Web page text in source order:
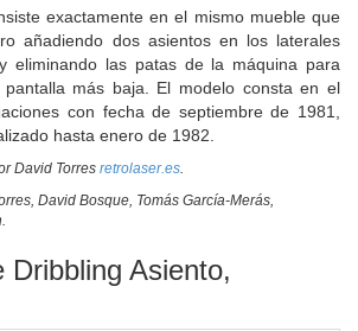
exactamente en el mismo mueble que
añadiendo dos asientos en los laterales
eliminando las patas de la máquina para
más baja. El modelo consta en el
con fecha de septiembre de 1981,
hasta enero de 1982.
David Torres retrolaser.es.
David Bosque, Tomás García-Merás,
Dribbling Asiento,